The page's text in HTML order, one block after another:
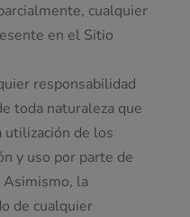
cualquier
en el Sitio
responsabilidad
toda naturaleza que
utilización de los
y uso por parte de
la
de cualquier